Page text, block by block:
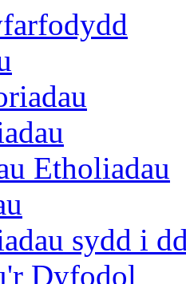
Etholiadau
sydd i
Dyfodol